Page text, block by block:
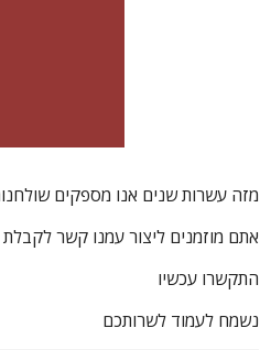
מזה עשרות שנים אנו מספקים
אתם מוזמנים ליצור עמנו קשר לקבלת
התקשרו עכשיו
נשמח לעמוד לשרותכם